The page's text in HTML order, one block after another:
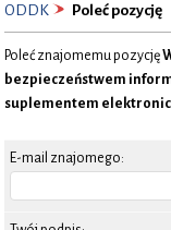
ODDK Poleć pozycję
Poleć znajomemu pozycję
bezpieczeństwem
suplementem
E-mail znajomego: